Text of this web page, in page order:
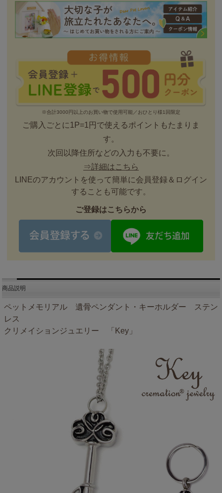
※合計3000円以上のお買い物で使用可能／おひとり様1回限定
ご購入ごとに1P=1円で使えるポイントもたまりま
す。
次回以降住所などの入力も不要に。
⇒詳細はこちら
LINEのアカウントを使って簡単に会員登録＆ログイン
することも可能です。
ご登録はこちらから
商品説明
ペットメモリアル 遺骨ペンダント・キーホルダー ステン
レス
クリメイションジュエリー 「Key」